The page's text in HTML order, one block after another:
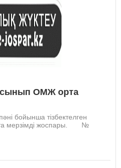
сынып ОМЖ орта
бойынша тізбектелген
мерзімді жоспары. №